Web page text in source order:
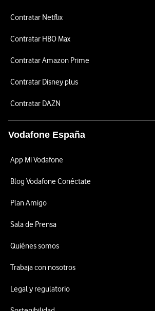
Contratar Netflix
Contratar HBO Max
Contratar Amazon Prime
Contratar Disney plus
Contratar DAZN
Vodafone España
App Mi Vodafone
Blog Vodafone Conéctate
Plan Amigo
Sala de Prensa
Quiénes somos
Trabaja con nosotros
Legal y regulatorio